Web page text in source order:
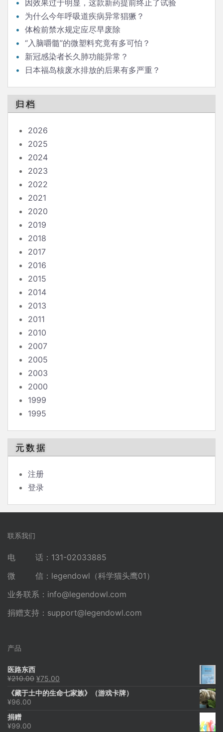
因效果过于明显，这款新药提前终止了试验
为什么今年呼吸道疾病异常猖獗？
体检前禁水规定应尽早废除
“入脑嚼髓”的微塑料究竟有多可怕？
新冠感染者长久肺功能异常？
日本福岛核废水排放的后果有多严重？
归档
2026
2025
2024
2023
2022
2021
2020
2019
2018
2017
2016
2015
2014
2013
2011
2010
2007
2005
2003
2000
1999
1995
元数据
注册
登录
联系我们
电 话：131-02033885
微 信：legendowl（科学猫头鹰01）
业务联系： info@legendowl.com
捐赠支持： support@legendowl.com
产品
医路东西
¥210.00 原
为：
¥75.00
价
《藏于土中的生命七家族》（游戏卡牌）
¥96.00
捐赠
¥99.00